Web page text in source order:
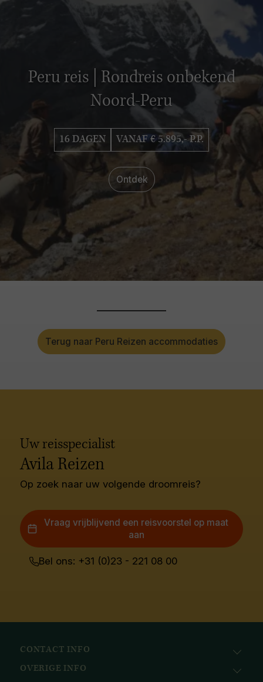
Peru reis | Rondreis onbekend
Noord-Peru
16 DAGEN VANAF € 5.895,- P.P.
Ontdek
Terug naar Peru Reizen accommodaties
Uw reisspecialist
Avila Reizen
Op zoek naar uw volgende droomreis?
Vraag vrijblijvend een reisvoorstel op maat
aan
Bel ons: +31 (0)23 - 221 08 00
CONTACT INFO
Avila Reizen
OVERIGE INFO